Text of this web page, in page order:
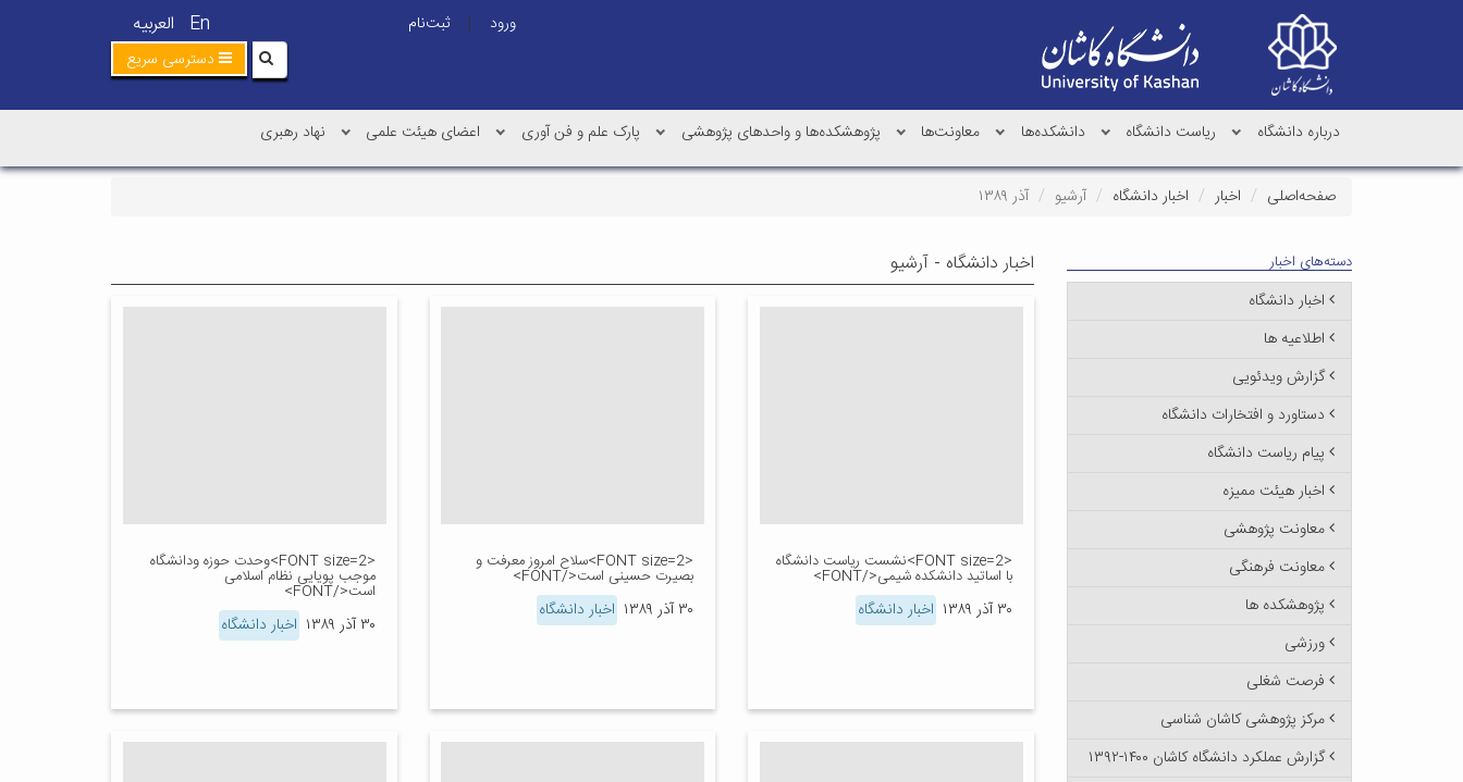
En العربیه ورود |
ثبت‌نام
دسترسی سریع
درباره دانشگاه ریاست دانشگاه دانشکده‌ها معاونت‌ها پژوهشکده‌ها و واحدهای پژوهشی پارک علم و فن آوری اعضای هیئت علمی نهاد رهبری
صفحه‌اصلی اخبار اخبار دانشگاه آرشیو آذر ۱۳۸۹
اخبار دانشگاه - آرشیو
<FONT size=2>نشست ریاست دانشگاه
با اساتید دانشکده شیمی</FONT>
۳۰ آذر ۱۳۸۹ اخبار دانشگاه
<FONT size=2>سلاح امروز معرفت و
بصیرت حسینی است</FONT>
۳۰ آذر ۱۳۸۹ اخبار دانشگاه
<FONT size=2>وحدت حوزه ودانشگاه
موجب پویایی نظام اسلامی
است</FONT>
۳۰ آذر ۱۳۸۹ اخبار دانشگاه
دسته‌های اخبار
اخبار دانشگاه
اطلاعیه ها
گزارش ویدئویی
دستاورد و افتخارات دانشگاه
پیام ریاست دانشگاه
اخبار هیئت ممیزه
معاونت پژوهشی
معاونت فرهنگی
پژوهشکده ها
ورزشی
فرصت شغلی
مرکز پژوهشی کاشان شناسی
گزارش عملکرد دانشگاه کاشان ۱۴۰۰-۱۳۹۲